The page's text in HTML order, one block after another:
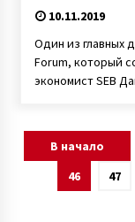
10.11.2019
Один из главных
Forum, который
экономист SEB
Пагинация
записей
В начало
46
47